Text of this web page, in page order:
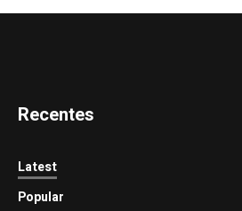
Recentes
Latest
Popular